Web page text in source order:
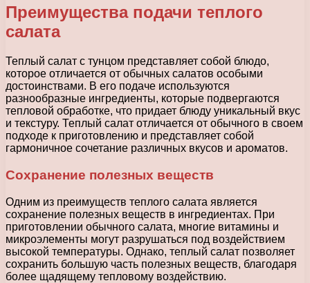
Преимущества подачи теплого
салата
Теплый салат с тунцом представляет собой блюдо,
которое отличается от обычных салатов особыми
достоинствами. В его подаче используются
разнообразные ингредиенты, которые подвергаются
тепловой обработке, что придает блюду уникальный вкус
и текстуру. Теплый салат отличается от обычного в своем
подходе к приготовлению и представляет собой
гармоничное сочетание различных вкусов и ароматов.
Сохранение полезных веществ
Одним из преимуществ теплого салата является
сохранение полезных веществ в ингредиентах. При
приготовлении обычного салата, многие витамины и
микроэлементы могут разрушаться под воздействием
высокой температуры. Однако, теплый салат позволяет
сохранить большую часть полезных веществ, благодаря
более щадящему тепловому воздействию.